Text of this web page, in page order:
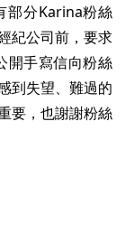
部分Karina粉絲
紀公司前，要求
開手寫信向粉絲
到失望、難過的
要，也謝謝粉絲